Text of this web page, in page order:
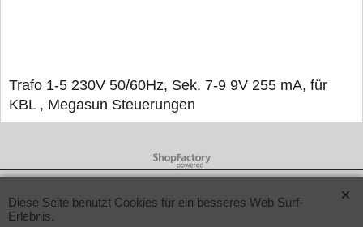
Trafo 1-5 230V 50/60Hz, Sek. 7-9 9V 255 mA, für
KBL , Megasun Steuerungen
WebShop erstellt mit ShopFactory Shop Software.
Diese Seite benutzt Cookies für ein besseres Web Surf-
Erlebnis.